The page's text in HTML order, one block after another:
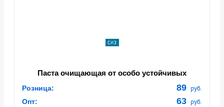
СИЗ
Паста очищающая от особо устойчивых
очистка «БАРЬЕР», 200 мл (заказ от 500 шт.)
Розница: 89 руб.
Опт: 63 руб.